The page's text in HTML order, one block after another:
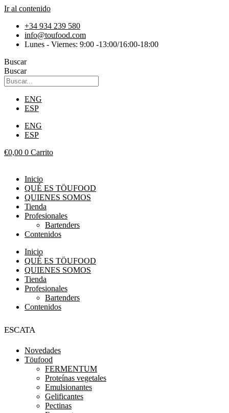
Ir al contenido
+34 934 239 580
info@toufood.com
Lunes - Viernes: 9:00 -13:00/16:00-18:00
Buscar
Buscar
ENG
ESP
ENG
ESP
€0,00 0 Carrito
Inicio
QUÉ ES TÖUFOOD
QUIENES SOMOS
Tienda
Profesionales
Bartenders
Contenidos
Inicio
QUÉ ES TÖUFOOD
QUIENES SOMOS
Tienda
Profesionales
Bartenders
Contenidos
Escata
Novedades
Töufood
FERMENTUM
Proteínas vegetales
Emulsionantes
Gelificantes
Pectinas